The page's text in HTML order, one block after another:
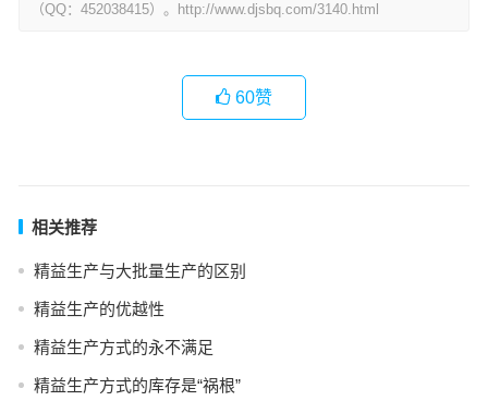
（QQ：452038415）。http://www.djsbq.com/3140.html
60赞
相关推荐
精益生产与大批量生产的区别
精益生产的优越性
精益生产方式的永不满足
精益生产方式的库存是“祸根”